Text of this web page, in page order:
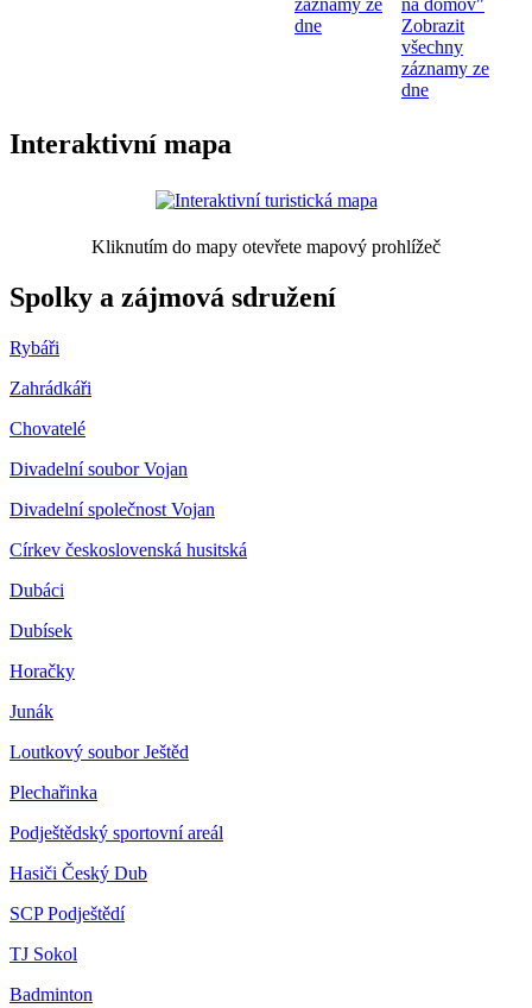
záznamy ze
dne
na domov"
Zobrazit
všechny
záznamy ze
dne
Interaktivní mapa
Kliknutím do mapy otevřete mapový prohlížeč
Spolky a zájmová sdružení
Rybáři
Zahrádkáři
Chovatelé
Divadelní soubor Vojan
Divadelní společnost Vojan
Církev československá husitská
Dubáci
Dubísek
Horačky
Junák
Loutkový soubor Ještěd
Plechařinka
Podještědský sportovní areál
Hasiči Český Dub
SCP Podještědí
TJ Sokol
Badminton